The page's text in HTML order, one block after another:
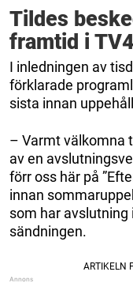
Tildes
framtid i TV4
I inledningen av
förklarade
sista innan
– Varmt välkomna
av en
förr oss här på
innan
som har avslutning
sändningen.